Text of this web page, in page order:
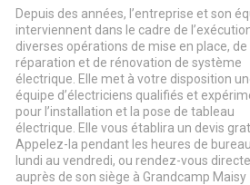
Depuis des années, l’entreprise et son
interviennent dans le cadre de
diverses opérations de mise en place, de
réparation et de rénovation de système
électrique. Elle met à votre disposition
équipe d’électriciens qualifiés et
pour l’installation et la pose de tableau
électrique. Elle vous établira un devis
Appelez-la pendant les heures de
lundi au vendredi, ou rendez-vous
auprès de son siège à Grandcamp Maisy